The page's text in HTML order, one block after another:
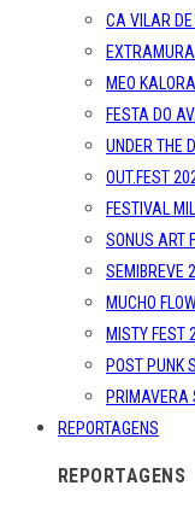
CA VILAR
MEO
FESTA DO
UNDER THE
OUT.FEST
FESTIVAL
SONUS ART
SEMIBREVE
MUCHO
MISTY FEST
POST PUNK
PRIMAVERA
REPORTAGENS
REPORTAGENS